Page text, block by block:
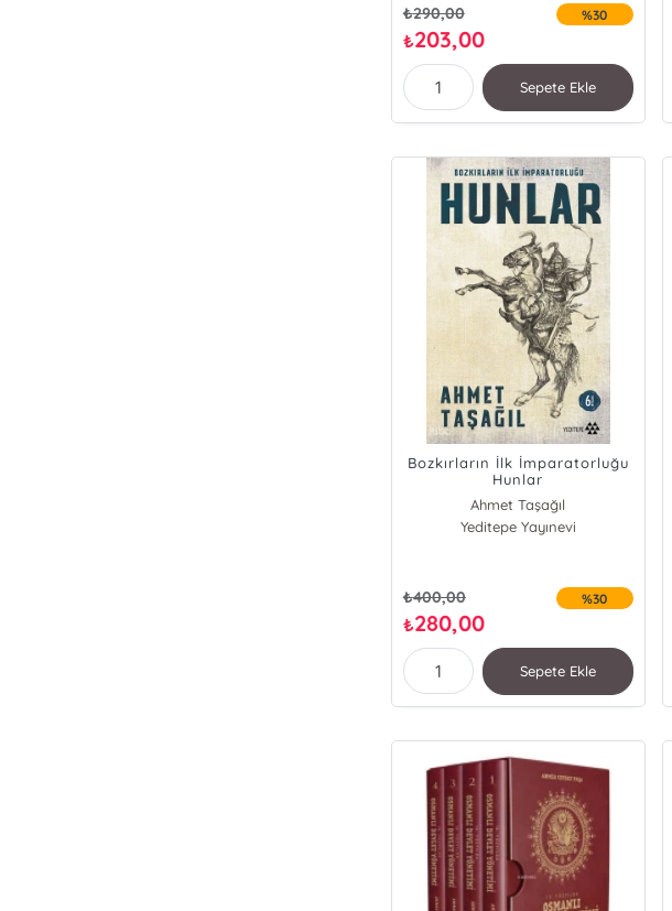
₺290,00
₺203,00
%30
Sepete Ekle
Bozkırların İlk İmparatorluğu
Hunlar
Ahmet Taşağıl
Yeditepe Yayınevi
₺400,00
₺280,00
%30
Sepete Ekle